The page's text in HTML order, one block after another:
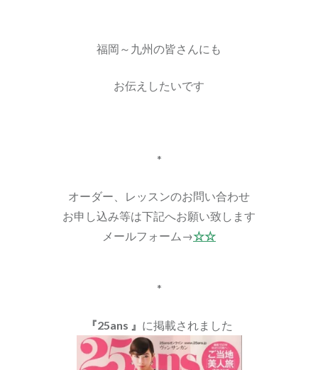
福岡～九州の皆さんにも
お伝えしたいです
*
オーダー、レッスンのお問い合わせ
お申し込み等は下記へお願い致します
メールフォーム→☆☆
*
『25ans 』 に掲載されました